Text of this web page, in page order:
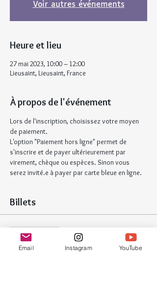
Voir autres événements
Heure et lieu
27 mai 2023, 10:00 – 12:00
Lieusaint, Lieusaint, France
À propos de l'événement
Lors de l'inscription, choisissez votre moyen
de paiement.
L'option "Paiement hors ligne" permet de
s'inscrire et de payer ultérieurement par
virement, chèque ou espèces. Sinon vous
serez invité.e à payer par carte bleue en ligne.
Billets
Vente expirée
Type de billet
Email Instagram YouTube